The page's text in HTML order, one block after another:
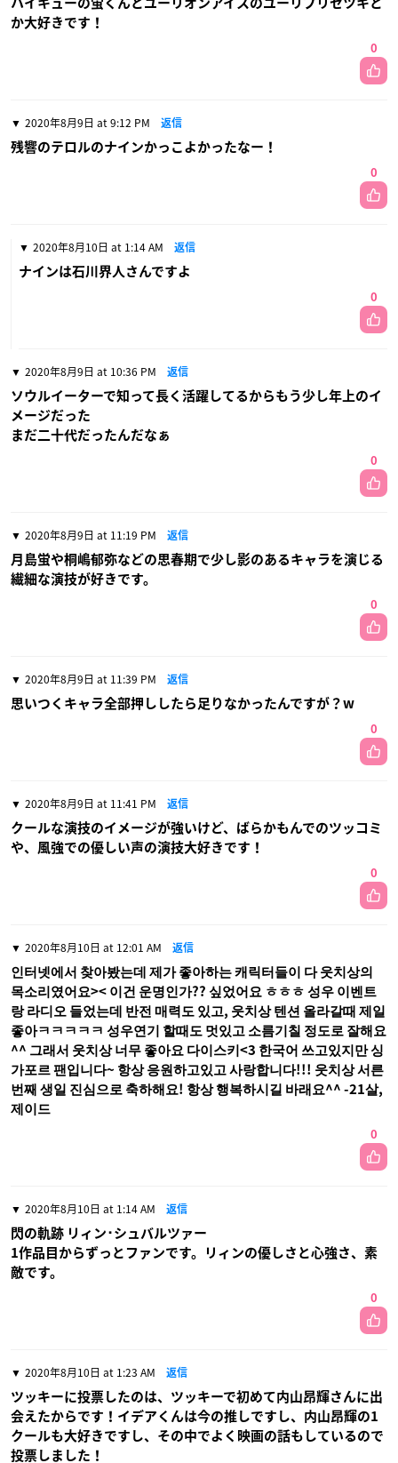
ハイキューの蛍くんとユーリオンアイスのユーリプリセツキと
か大好きです！
0
2020年8月9日 at 9:12 PM 返信
残響のテロルのナインかっこよかったなー！
0
2020年8月10日 at 1:14 AM 返信
ナインは石川界人さんですよ
0
2020年8月9日 at 10:36 PM 返信
ソウルイーターで知って長く活躍してるからもう少し年上のイ
メージだった
まだ二十代だったんだなぁ
0
2020年8月9日 at 11:19 PM 返信
月島蛍や桐嶋郁弥などの思春期で少し影のあるキャラを演じる
繊細な演技が好きです。
0
2020年8月9日 at 11:39 PM 返信
思いつくキャラ全部押ししたら足りなかったんですが？‪w
0
2020年8月9日 at 11:41 PM 返信
クールな演技のイメージが強いけど、ばらかもんでのツッコミ
や、風強での優しい声の演技大好きです！
0
2020年8月10日 at 12:01 AM 返信
인터넷에서 찾아봤는데 제가 좋아하는 캐릭터들이 다 웃치상의
목소리였어요>< 이건 운명인가?? 싶었어요 ㅎㅎㅎ 성우 이벤트
랑 라디오 들었는데 반전 매력도 있고, 웃치상 텐션 올라갈때 제일
좋아ㅋㅋㅋㅋㅋ 성우연기 할때도 멋있고 소름기칠 정도로 잘해요
^^ 그래서 웃치상 너무 좋아요 다이스키<3 한국어 쓰고있지만 싱
가포르 팬입니다~ 항상 응원하고있고 사랑합니다!!! 웃치상 서른
번째 생일 진심으로 축하해요! 항상 행복하시길 바래요^^ -21살,
제이드
0
2020年8月10日 at 1:14 AM 返信
閃の軌跡 リィン･シュバルツァー
1作品目からずっとファンです。リィンの優しさと心強さ、素
敵です。
0
2020年8月10日 at 1:23 AM 返信
ツッキーに投票したのは、ツッキーで初めて内山昂輝さんに出
会えたからです！イデアくんは今の推しですし、内山昂輝の1
クールも大好きですし、その中でよく映画の話もしているので
投票しました！